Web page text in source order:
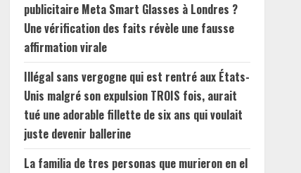
publicitaire Meta Smart Glasses à Londres ?
Une vérification des faits révèle une fausse
affirmation virale
Illégal sans vergogne qui est rentré aux États-
Unis malgré son expulsion TROIS fois, aurait
tué une adorable fillette de six ans qui voulait
juste devenir ballerine
La familia de tres personas que murieron en el